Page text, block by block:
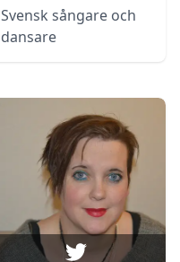
Svensk sångare och
dansare